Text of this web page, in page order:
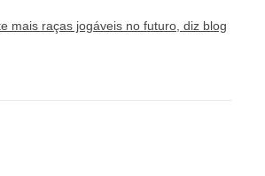
mais raças jogáveis no futuro, diz blog